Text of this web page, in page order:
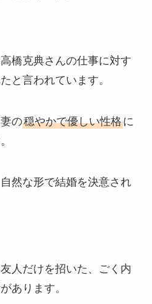
橋克典さんの仕事に対す
と言われています。
の穏やかで優しい性格に
然な形で結婚を決意され
人だけを招いた、ごく内
あります。